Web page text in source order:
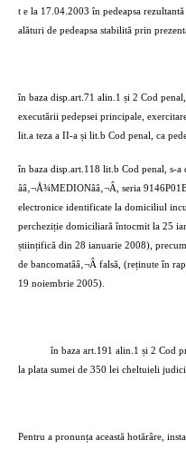
t e la 17.04.2003 în pedeapsa
alături de pedeapsa stabilită prin
în baza disp.art.71 alin.1 și 2 Cod
executării pedepsei principale,
lit.a teza a II-a și lit.b Cod penal, ca
în baza disp.art.118 lit.b Cod penal, s-a
ââ‚¬Å¾MEDIONââ‚¬Â, seria
electronice identificate la domiciliul
percheziție domiciliară întocmit la 25
științifică din 28 ianuarie 2008),
de bancomatââ‚¬Â falsă, (reținute în
19 noiembrie 2005).
în baza art.191 alin.1 și 2 Cod
la plata sumei de 350 lei cheltuieli
Pentru a pronunța această hotărâre,